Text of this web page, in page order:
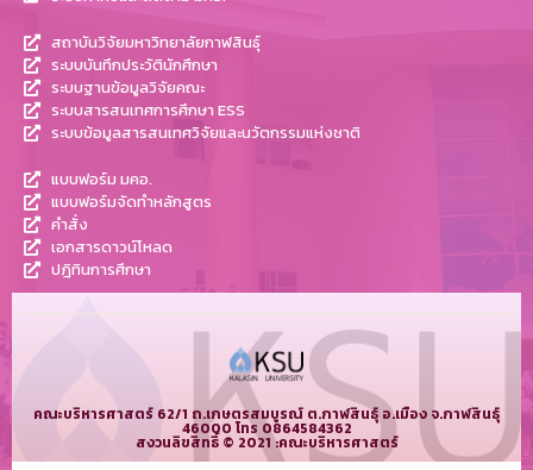
สถาบันวิจัยมหาวิทยาลัยกาฬสินธุ์
ระบบบันทึกประวัตินักศึกษา
ระบบฐานข้อมูลวิจัยคณะ
ระบบสารสนเทศการศึกษา ESS
ระบบข้อมูลสารสนเทศวิจัยและนวัตกรรมแห่งชาติ
แบบฟอร์ม มคอ.
แบบฟอร์มจัดทำหลักสูตร
คำสั่ง
เอกสารดาวน์โหลด
ปฎิทินการศึกษา
คณะบริหารศาสตร์ 62/1 ถ.เกษตรสมบูรณ์ ต.กาฬสินธุ์ อ.เมือง จ.กาฬสินธุ์
46000 โทร 0864584362
สงวนลิขสิทธิ์ © 2021 :คณะบริหารศาสตร์